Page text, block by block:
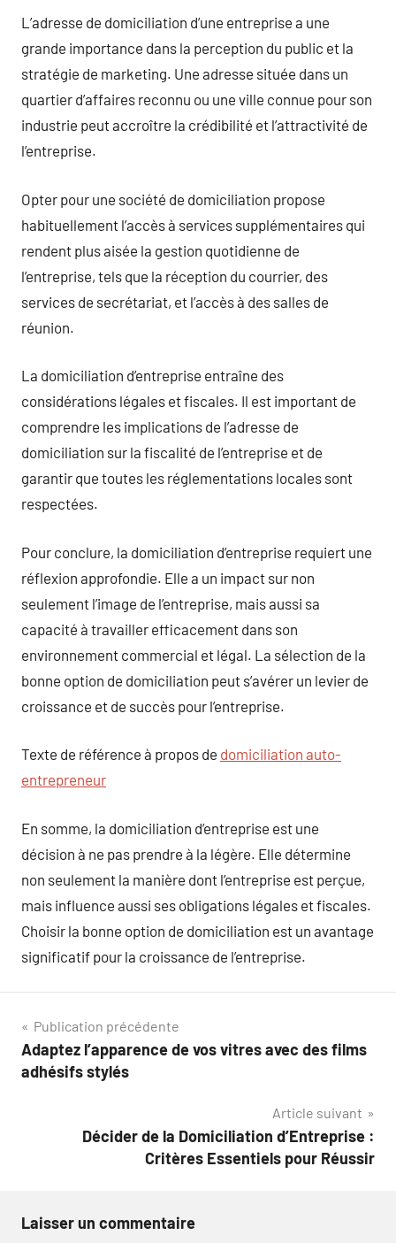
L’adresse de domiciliation d’une entreprise a une
grande importance dans la perception du public et la
stratégie de marketing. Une adresse située dans un
quartier d’affaires reconnu ou une ville connue pour son
industrie peut accroître la crédibilité et l’attractivité de
l’entreprise.
Opter pour une société de domiciliation propose
habituellement l’accès à services supplémentaires qui
rendent plus aisée la gestion quotidienne de
l’entreprise, tels que la réception du courrier, des
services de secrétariat, et l’accès à des salles de
réunion.
La domiciliation d’entreprise entraîne des
considérations légales et fiscales. Il est important de
comprendre les implications de l’adresse de
domiciliation sur la fiscalité de l’entreprise et de
garantir que toutes les réglementations locales sont
respectées.
Pour conclure, la domiciliation d’entreprise requiert une
réflexion approfondie. Elle a un impact sur non
seulement l’image de l’entreprise, mais aussi sa
capacité à travailler efficacement dans son
environnement commercial et légal. La sélection de la
bonne option de domiciliation peut s’avérer un levier de
croissance et de succès pour l’entreprise.
Texte de référence à propos de domiciliation auto-
entrepreneur
En somme, la domiciliation d’entreprise est une
décision à ne pas prendre à la légère. Elle détermine
non seulement la manière dont l’entreprise est perçue,
mais influence aussi ses obligations légales et fiscales.
Choisir la bonne option de domiciliation est un avantage
significatif pour la croissance de l’entreprise.
Navigation
de
Publication précédente
Adaptez l’apparence de vos vitres avec des films
adhésifs stylés
Article suivant
Décider de la Domiciliation d’Entreprise :
Critères Essentiels pour Réussir
Laisser un commentaire